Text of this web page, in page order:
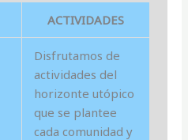
ACTIVIDADES
Disfrutamos de
actividades del
horizonte utópico
que se plantee
cada comunidad y